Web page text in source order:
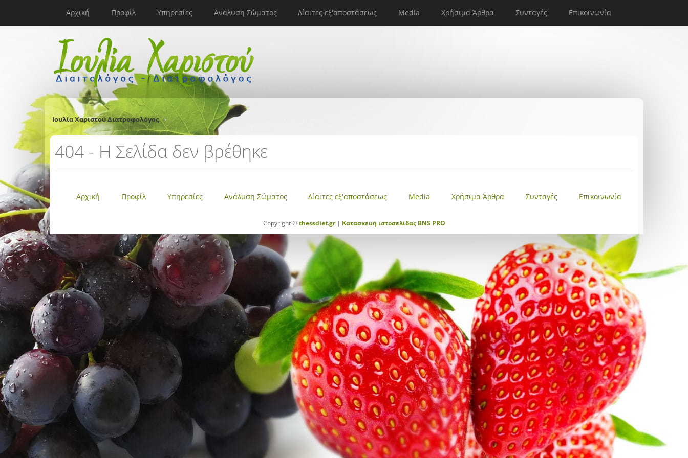
Αρχική Προφίλ Υπηρεσίες Ανάλυση Σώματος Δίαιτες εξ'αποστάσεως Media Χρήσιμα Άρθρα Συνταγές Επικοινωνία
Ιουλία Χαριστού Διατροφολόγος
404 - Η Σελίδα δεν βρέθηκε
Αρχική Προφίλ Υπηρεσίες Ανάλυση Σώματος Δίαιτες εξ'αποστάσεως Media Χρήσιμα Άρθρα Συνταγές Επικοινωνία
Copyright ©thessdiet.gr| Κατασκευή ιστοσελίδας BNS PRO